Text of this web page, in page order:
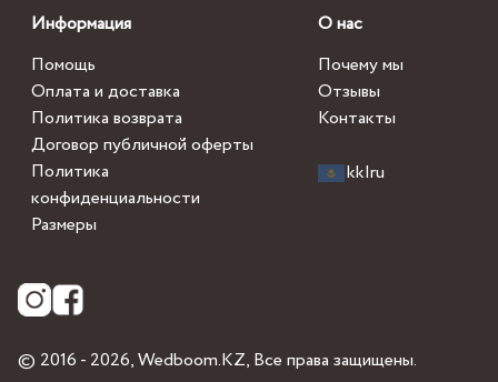
Информация
Помощь
Оплата и доставка
Политика возврата
Договор публичной оферты
Политика
конфиденциальности
Размеры
О нас
Почему мы
Отзывы
Контакты
kk|ru
© 2016 - 2026,Wedboom.KZ, Все права защищены.